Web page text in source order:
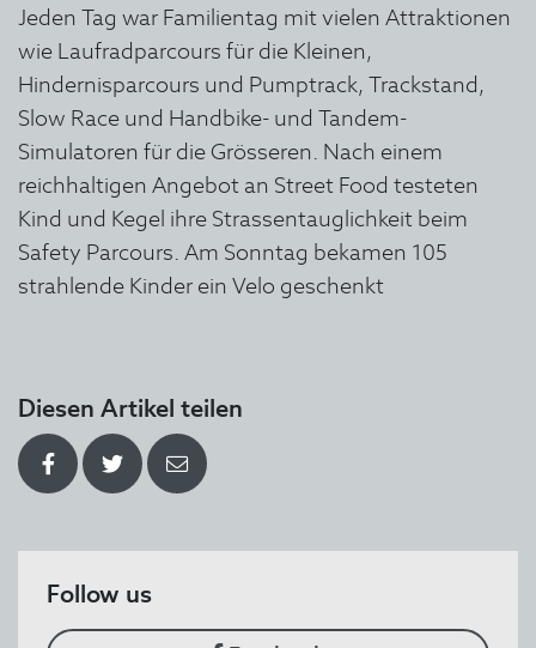
Jeden Tag war Familientag mit vielen Attraktionen
wie Laufradparcours für die Kleinen,
Hindernisparcours und Pumptrack, Trackstand,
Slow Race und Handbike- und Tandem-
Simulatoren für die Grösseren. Nach einem
reichhaltigen Angebot an Street Food testeten
Kind und Kegel ihre Strassentauglichkeit beim
Safety Parcours. Am Sonntag bekamen 105
strahlende Kinder ein Velo geschenkt
Diesen Artikel teilen
​Follow us